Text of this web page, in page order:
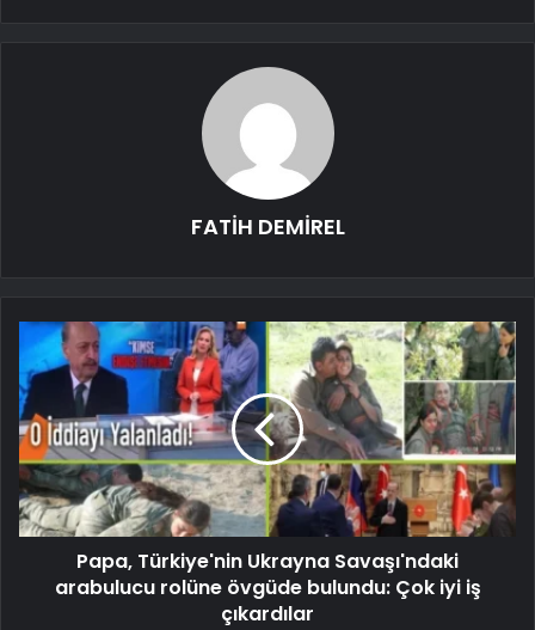
FATİH DEMİREL
Papa, Türkiye'nin Ukrayna Savaşı'ndaki
arabulucu rolüne övgüde bulundu: Çok iyi iş
çıkardılar